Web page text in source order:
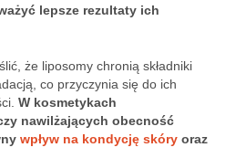
lepsze rezultaty ich
że liposomy chronią składniki
co przyczynia się do ich
W kosmetykach
nawilżających obecność
wpływ na kondycję skóry oraz